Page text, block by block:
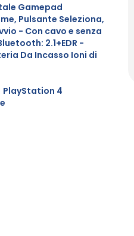
Gamepad
Pulsante Seleziona,
- Con cavo e senza
2.1+EDR -
Da Incasso Ioni di
PlayStation 4